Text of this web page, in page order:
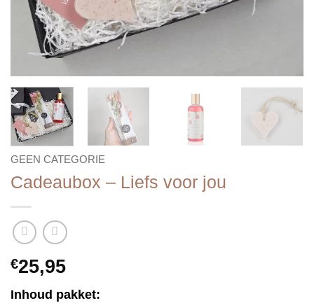
GEEN CATEGORIE
Cadeaubox – Liefs voor jou
€25,95
Inhoud pakket: